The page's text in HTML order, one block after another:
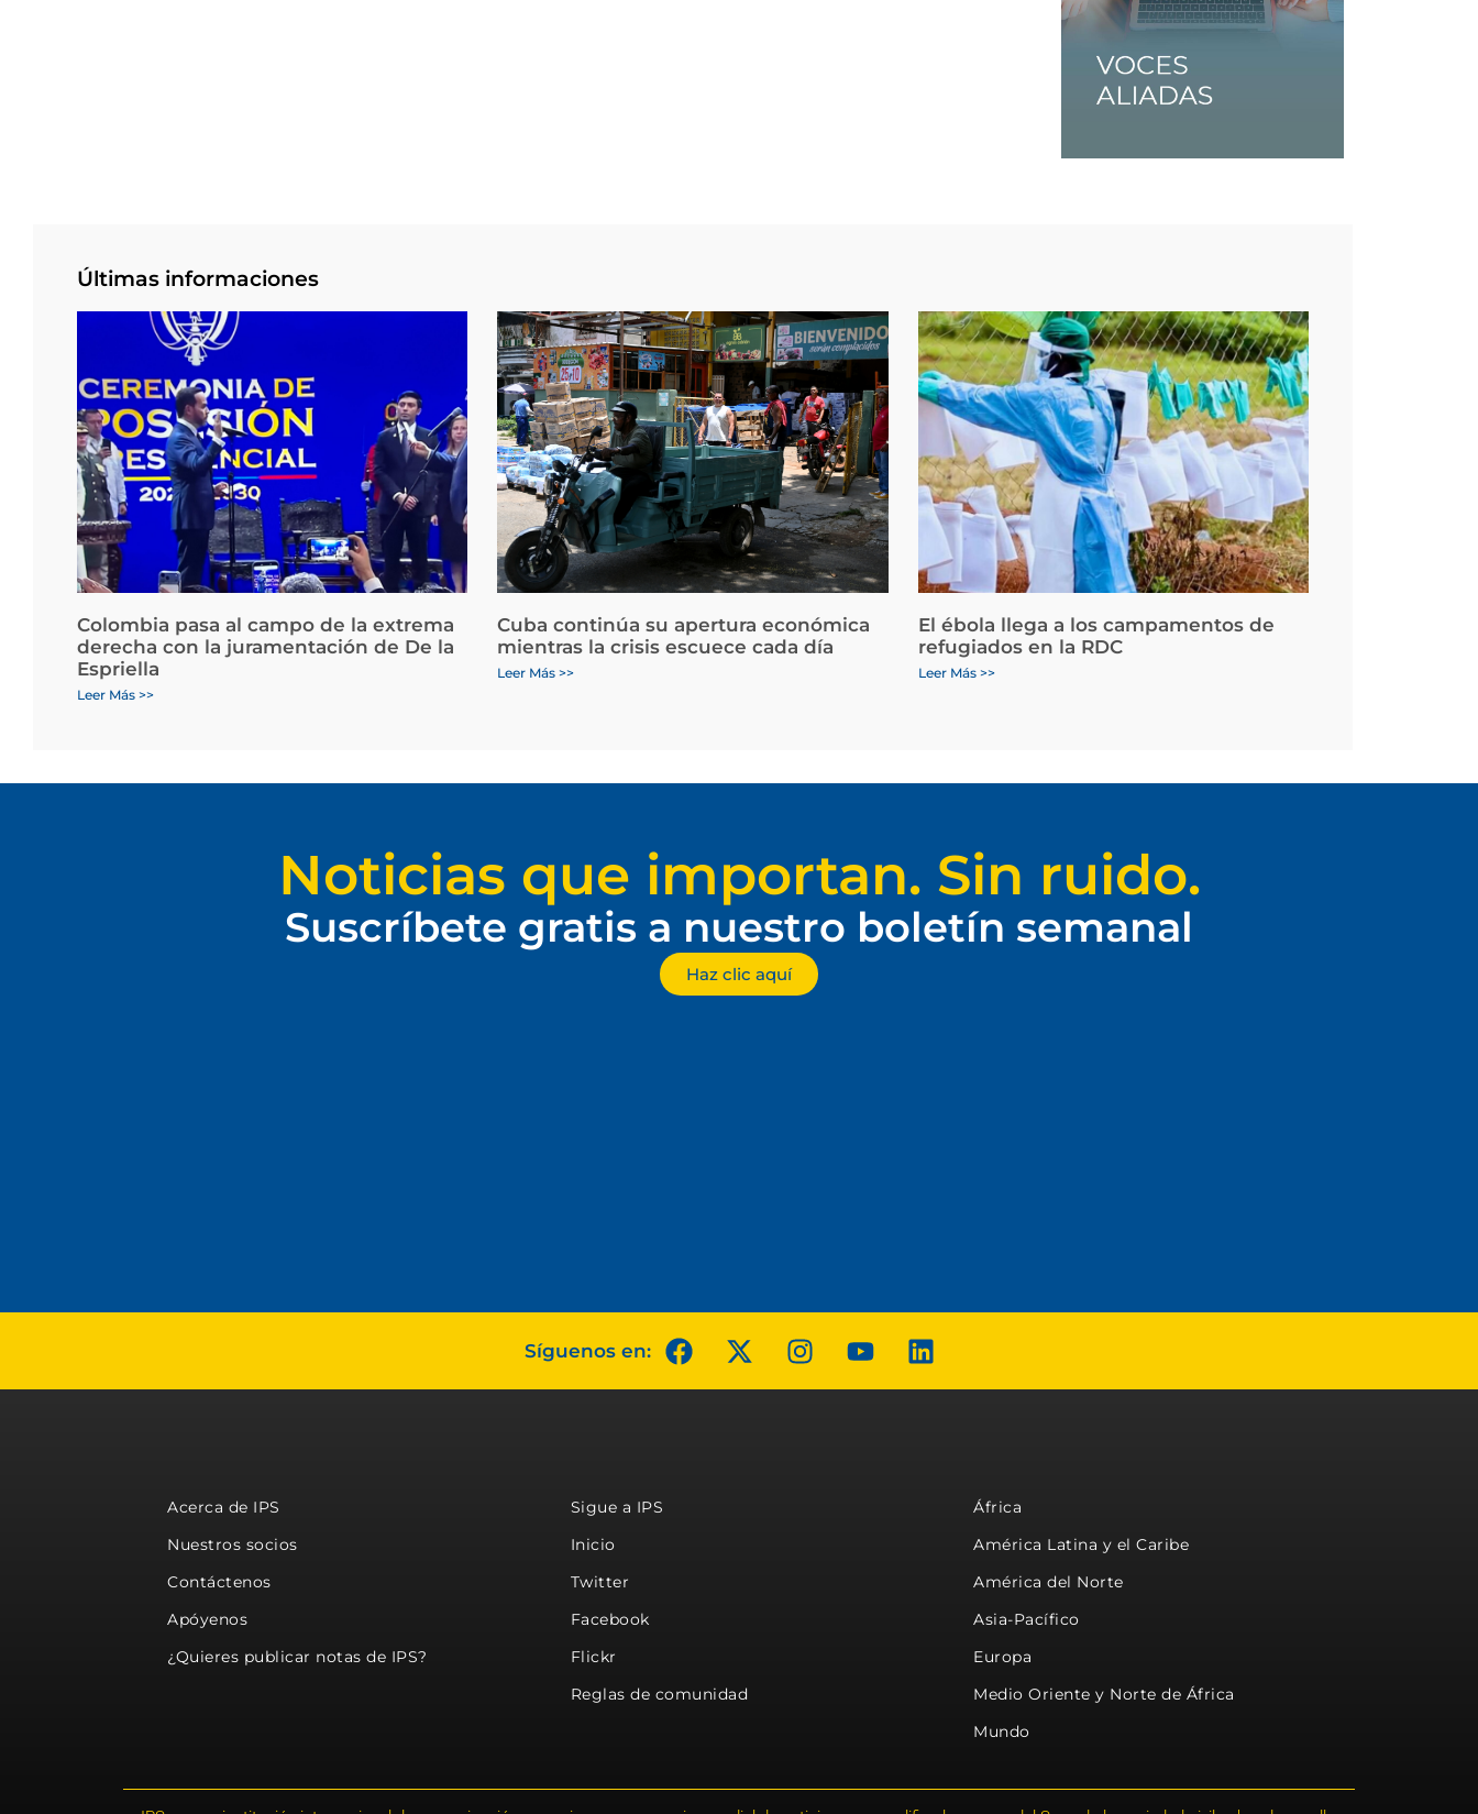
Últimas informaciones
Colombia pasa al campo de la extrema
derecha con la juramentación de De la
Espriella
Leer Más >>
Cuba continúa su apertura económica
mientras la crisis escuece cada día
Leer Más >>
El ébola llega a los campamentos de
refugiados en la RDC
Leer Más >>
Noticias que importan. Sin ruido.
Suscríbete gratis a nuestro boletín semanal
Haz clic aquí
Síguenos en:
Acerca de IPS
Nuestros socios
Contáctenos
Apóyenos
¿Quieres publicar notas de IPS?
Sigue a IPS
Inicio
Twitter
Facebook
Flickr
Reglas de comunidad
África
América Latina y el Caribe
América del Norte
Asia-Pacífico
Europa
Medio Oriente y Norte de África
Mundo